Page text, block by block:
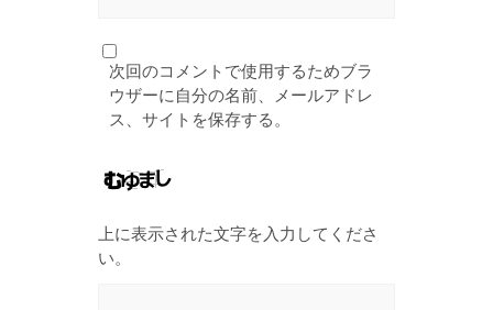
次回のコメントで使用するためブラ
ウザーに自分の名前、メールアドレ
ス、サイトを保存する。
上に表示された文字を入力してくださ
い。